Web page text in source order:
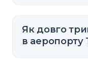
Як довго
в аеропорту